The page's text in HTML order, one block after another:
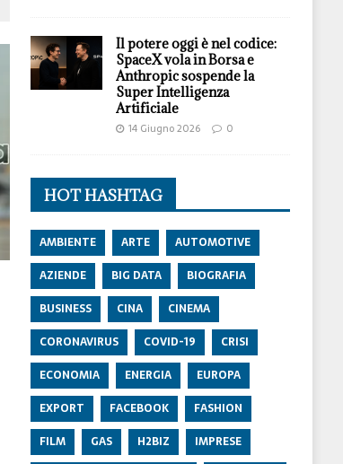
Il potere oggi è nel codice:
SpaceX vola in Borsa e
Anthropic sospende la
Super Intelligenza
Artificiale
14 Giugno 2026 0
HOT HASHTAG
AMBIENTE ARTE
AUTOMOTIVE
AZIENDE
BIG DATA
BIOGRAFIA
BUSINESS
CINA
CINEMA
CORONAVIRUS
COVID-19
CRISI
ECONOMIA
ENERGIA
EUROPA
EXPORT
FACEBOOK
FASHION
FILM
GAS H2BIZ
IMPRESE